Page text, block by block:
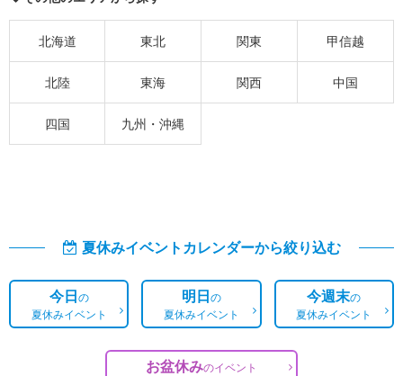
北海道 東北 関東 甲信越
北陸 東海 関西 中国
四国 九州・沖縄
夏休みイベントカレンダーから絞り込む
今日の
夏休みイベント
明日の
夏休みイベント
今週末の
夏休みイベント
お盆休みのイベント